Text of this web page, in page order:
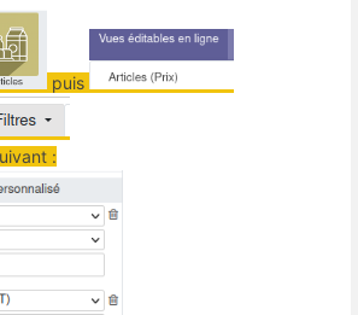
puis
: